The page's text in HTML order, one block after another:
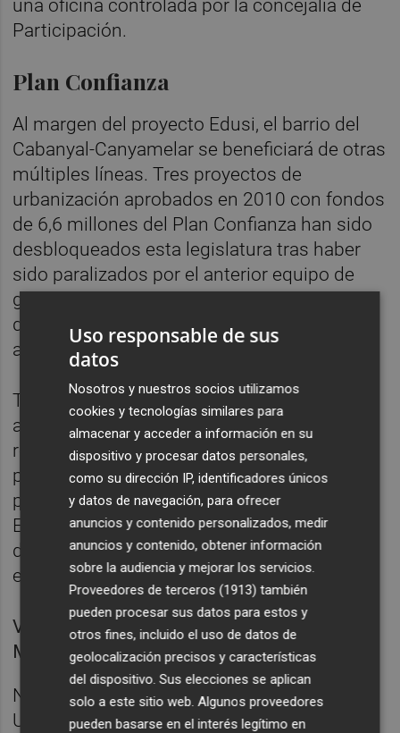
una oficina controlada por la concejalía de
Participación.
Plan Confianza
Al margen del proyecto Edusi, el barrio del
Cabanyal-Canyamelar se beneficiará de otras
múltiples líneas. Tres proyectos de
urbanización aprobados en 2010 con fondos
de 6,6 millones del Plan Confianza han sido
desbloqueados esta legislatura tras haber
sido paralizados por el anterior equipo de
gobierno. Las obras, de 6 meses de
duración, están previstas para este final de
año.
También en el marco del Plan Confianza, el
anterior equipo de gobierno local había
reservado 11 millones de euros para el
proyecto del bulevar San Pedro, en concreto
para seguir comprando casas y derribarlas.
El plazo para modificar este proyecto, que
debería haber concluido este año, expiraba
en 2013.
Vista del barrio del Cabanyal Foto: EVA
MÁÑEZ
No obstante, la Delegación de Desarrollo
Urbano y Vivienda ha promovido junto a la
Uso responsable de sus
datos
Nosotros y nuestros socios utilizamos
cookies y tecnologías similares para
almacenar y acceder a información en su
dispositivo y procesar datos personales,
como su dirección IP, identificadores únicos
y datos de navegación, para ofrecer
anuncios y contenido personalizados, medir
anuncios y contenido, obtener información
sobre la audiencia y mejorar los servicios.
Proveedores de terceros (1913) también
pueden procesar sus datos para estos y
otros fines, incluido el uso de datos de
geolocalización precisos y características
del dispositivo. Sus elecciones se aplican
solo a este sitio web. Algunos proveedores
pueden basarse en el interés legítimo en